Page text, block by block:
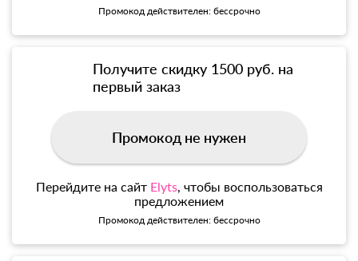
Промокод действителен: бессрочно
Получите скидку 1500 руб. на
первый заказ
Промокод не нужен
Перейдите на сайт Elyts, чтобы воспользоваться
предложением
Промокод действителен: бессрочно